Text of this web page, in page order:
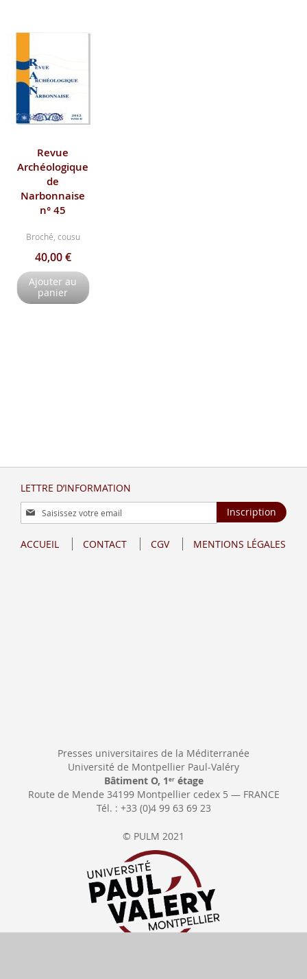
Revue
Archéologique
de
Narbonnaise
n° 45
Broché, cousu
40,00 €
Ajouter au
panier
LETTRE D’INFORMATION
Inscription
à
lettre
Inscription
ACCUEIL CONTACT CGV MENTIONS LÉGALES
Presses universitaires de la Méditerranée
Université de Montpellier Paul-Valéry
Bâtiment O, 1 erétage
Route de Mende 34199 Montpellier cedex 5 — FRANCE
Tél. : +33 (0)4 99 63 69 23
© PULM 2021